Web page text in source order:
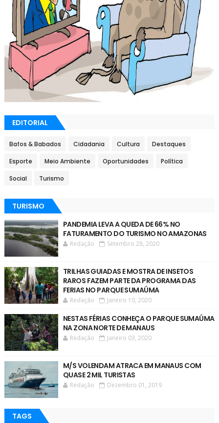
EDITORIAL
Bafos & Babados Cidadania Cultura Destaques
Esporte Meio Ambiente Oportunidades Política
Social Turismo
TURISMO
PANDEMIA LEVA A QUEDA DE 66% NO
FATURAMENTO DO TURISMO NO AMAZONAS
Redação Setembro 28, 2020
TRILHAS GUIADAS E MOSTRA DE INSETOS
RAROS FAZEM PARTE DA PROGRAMA DAS
FERIAS NO PARQUE SUMAÚMA
Redação Janeiro 10, 2020
NESTAS FÉRIAS CONHEÇA O PARQUE SUMAÚMA
NA ZONA NORTE DE MANAUS
Redação Janeiro 03, 2020
M/S VOLENDAM ATRACA EM MANAUS COM
QUASE 2 MIL TURISTAS
Redação Dezembro 01, 2019
TAGS